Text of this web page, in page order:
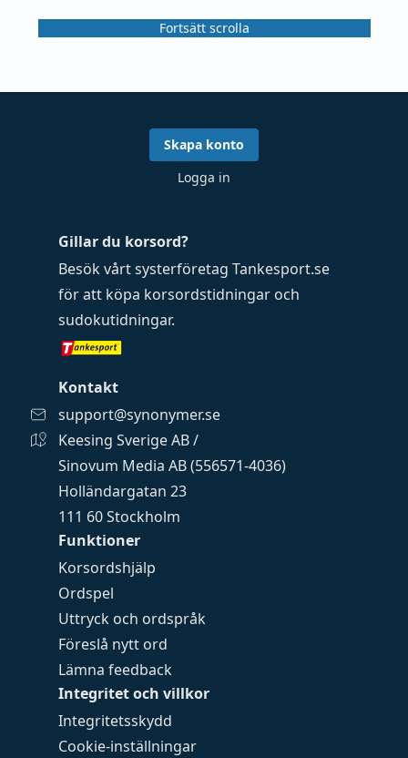
Fortsätt scrolla
Funktioner
Korsordshjälp
Ordspel
Uttryck och ordspråk
Föreslå nytt ord
Lämna feedback
Integritet och villkor
Integritetsskydd
Cookie-inställningar
Gillar du korsord?
Besök vårt systerföretag Tankesport.se
för att köpa korsordstidningar och
sudokutidningar.
Kontakt
support@synonymer.se
Keesing Sverige AB /
Sinovum Media AB (556571-4036)
Holländargatan 23
111 60 Stockholm
Skapa konto
Logga in